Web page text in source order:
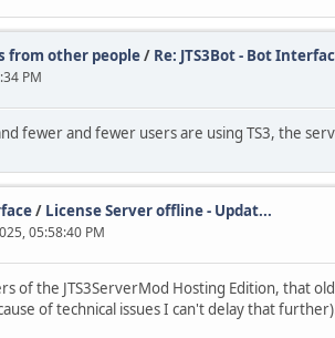
from other people/ Re: JTS3Bot - Bot
PM
fewer and fewer users are using TS3, the
/ License Server offline - Updat...
05:58:40 PM
of the JTS3ServerMod Hosting Edition, that
of technical issues I can't delay that